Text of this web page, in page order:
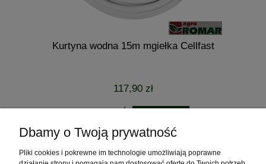
Kurtyna wodna 15m mgiełka Cellfast
117,90 zł
Pomoc
Dbamy o Twoją prywatność
Pliki cookies i pokrewne im technologie umożliwiają poprawne